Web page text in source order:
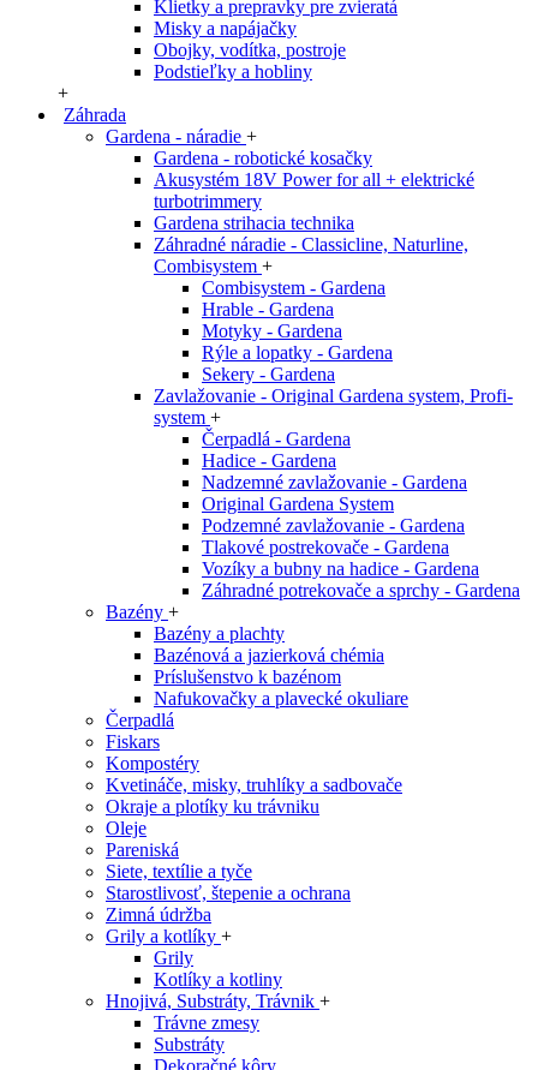
Klietky a prepravky pre zvieratá
Misky a napájačky
Obojky, vodítka, postroje
Podstieľky a hobliny
+
Záhrada
Gardena - náradie +
Gardena - robotické kosačky
Akusystém 18V Power for all + elektrické
turbotrimmery
Gardena strihacia technika
Záhradné náradie - Classicline, Naturline,
Combisystem +
Combisystem - Gardena
Hrable - Gardena
Motyky - Gardena
Rýle a lopatky - Gardena
Sekery - Gardena
Zavlažovanie - Original Gardena system, Profi-
system +
Čerpadlá - Gardena
Hadice - Gardena
Nadzemné zavlažovanie - Gardena
Original Gardena System
Podzemné zavlažovanie - Gardena
Tlakové postrekovače - Gardena
Vozíky a bubny na hadice - Gardena
Záhradné potrekovače a sprchy - Gardena
Bazény +
Bazény a plachty
Bazénová a jazierková chémia
Príslušenstvo k bazénom
Nafukovačky a plavecké okuliare
Čerpadlá
Fiskars
Kompostéry
Kvetináče, misky, truhlíky a sadbovače
Okraje a plotíky ku trávniku
Oleje
Pareniská
Siete, textílie a tyče
Starostlivosť, štepenie a ochrana
Zimná údržba
Grily a kotlíky +
Grily
Kotlíky a kotliny
Hnojivá, Substráty, Trávnik +
Trávne zmesy
Substráty
Dekoračné kôry